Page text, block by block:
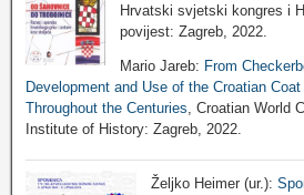
Hrvatski svjetski kongres i
povijest: Zagreb, 2022.
Mario Jareb: From
Development and Use of the Croatian
Throughout the Centuries , Croatian World
Institute of History: Zagreb, 2022.
Željko Heimer (ur.):